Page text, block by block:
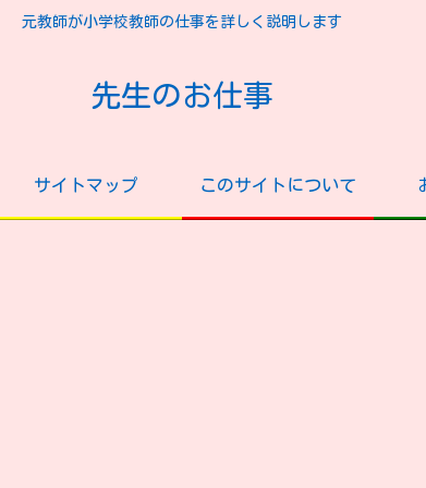
元教師が小学校教師の仕事を詳しく説明します
先生のお仕事
サイトマップ このサイトについて